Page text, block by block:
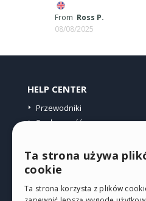
From Ross P.
08/08/2025
HELP CENTER
Przewodniki
Społeczność
PROFIL
Ta strona używa
cookie
Ta strona korzysta z plików